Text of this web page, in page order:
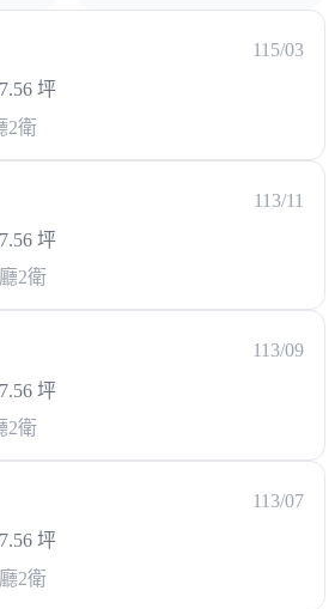
115/03
坪
2衛
113/11
坪
2衛
113/09
坪
2衛
113/07
坪
2衛